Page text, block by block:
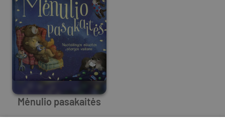
Mėnulio pasakaitės